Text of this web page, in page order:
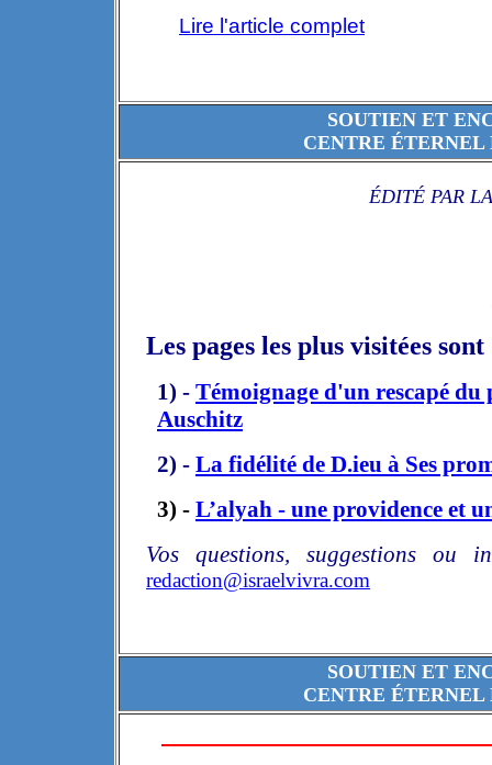
Lire l'article complet
SOUTIEN ET
CENTRE
ÉDITÉ PAR
Les pages les plus visitées sont
1) - Témoignage d'un rescapé
Auschitz
2) - La fidélité de D.ieu à Ses
3) - L’alyah - une providence et
Vos questions, suggestions ou
redaction@israelvivra.com
SOUTIEN ET
CENTRE